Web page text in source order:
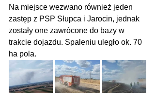
Na miejsce wezwano również jeden
zastęp z PSP Słupca i Jarocin, jednak
zostały one zawrócone do bazy w
trakcie dojazdu. Spaleniu uległo ok. 70
ha pola.